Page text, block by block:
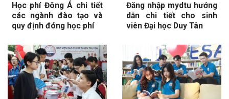
Học phí Đông Á chi tiết
các ngành đào tạo và
quy định đóng học phí
Đăng nhập mydtu hướng
dẫn chi tiết cho sinh
viên Đại học Duy Tân